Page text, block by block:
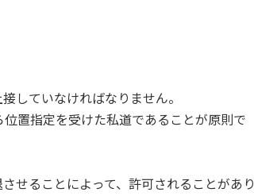
していなければなりません。
置指定を受けた私道であることが原則で
せることによって、許可されることがあり